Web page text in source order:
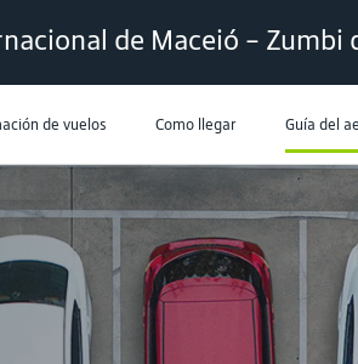
de Maceió - Zumbi
de vuelos Como llegar Guía del